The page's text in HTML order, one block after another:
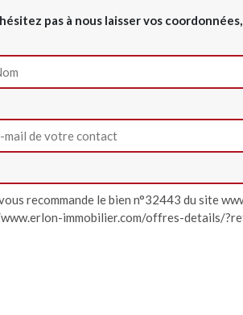
pas à nous laisser vos coordonnées,